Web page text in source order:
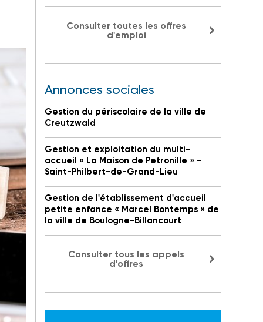
Consulter toutes les offres
d'emploi
Annonces sociales
Gestion du périscolaire de la ville de
Creutzwald
Gestion et exploitation du multi-
accueil « La Maison de Petronille » -
Saint-Philbert-de-Grand-Lieu
Gestion de l'établissement d'accueil
petite enfance « Marcel Bontemps » de
la ville de Boulogne-Billancourt
Consulter tous les appels
d'offres